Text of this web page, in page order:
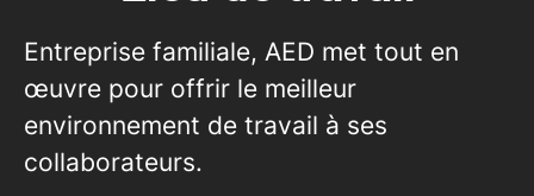
Entreprise familiale, AED met tout en
œuvre pour offrir le meilleur
environnement de travail à ses
collaborateurs.